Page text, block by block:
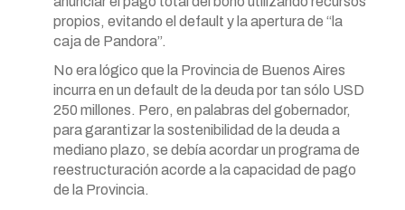
propios, evitando el default y la apertura de “la
caja de Pandora”.
No era lógico que la Provincia de Buenos Aires
incurra en un default de la deuda por tan sólo USD
250 millones. Pero, en palabras del gobernador,
para garantizar la sostenibilidad de la deuda a
mediano plazo, se debía acordar un programa de
reestructuración acorde a la capacidad de pago
de la Provincia.